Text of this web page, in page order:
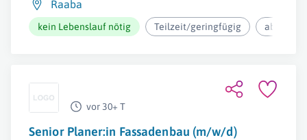
Raaba
kein Lebenslauf nötig Teilzeit/geringfügig ab
vor 30+ T
Senior Planer:in Fassadenbau (m/w/d)